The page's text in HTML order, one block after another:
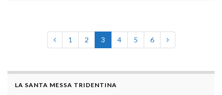
1 2 3 4 5 6
LA SANTA MESSA TRIDENTINA